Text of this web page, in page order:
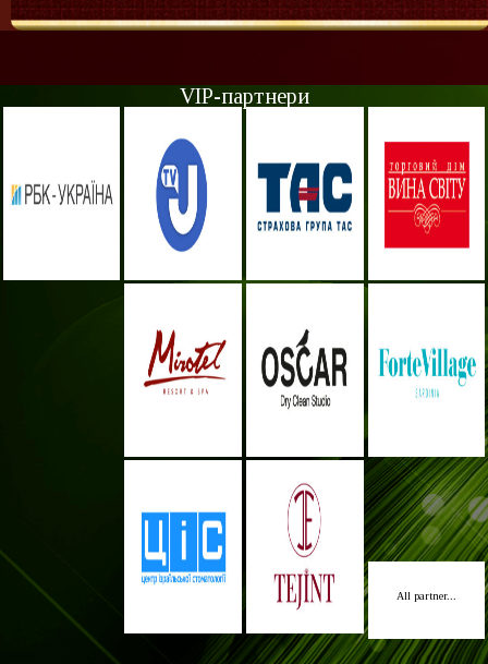
VIP-партнери
All partner...